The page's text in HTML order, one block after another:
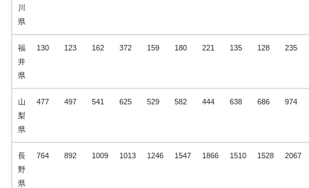
川
県
福
井
県
130 123 162 372 159 180 221 135 128 235
山
梨
県
477 497 541 625 529 582 444 638 686 974
長
野
県
764 892 1009 1013 1246 1547 1866 1510 1528 2067